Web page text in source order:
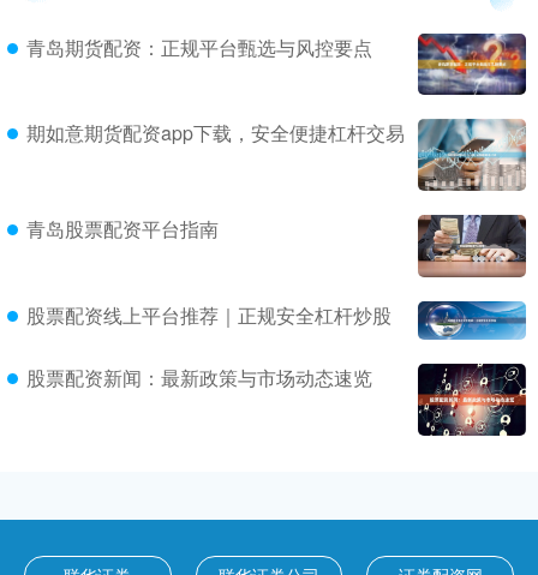
青岛期货配资：正规平台甄选与风控要点
期如意期货配资app下载，安全便捷杠杆交易
青岛股票配资平台指南
股票配资线上平台推荐｜正规安全杠杆炒股
股票配资新闻：最新政策与市场动态速览